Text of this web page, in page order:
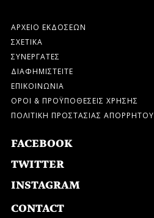
ΑΡΧΕΙΟ ΕΚΔΟΣΕΩΝ
ΣΧΕΤΙΚΑ
ΣΥΝΕΡΓΑΤΕΣ
ΔΙΑΦΗΜΙΣΤΕΙΤΕ
ΕΠΙΚΟΙΝΩΝΙΑ
ΟΡΟΙ & ΠΡΟΫΠΟΘΕΣΕΙΣ ΧΡΗΣΗΣ
ΠΟΛΙΤΙΚΗ ΠΡΟΣΤΑΣΙΑΣ ΑΠΟΡΡΗΤΟΥ
FACEBOOK
TWITTER
INSTAGRAM
CONTACT